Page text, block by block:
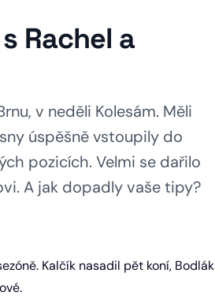
Rachel a
v neděli Kolesám. Měli
úspěšně vstoupily do
pozicích. Velmi se dařilo
A jak dopadly vaše tipy?
Kalčík nasadil pět koní, Bodlák